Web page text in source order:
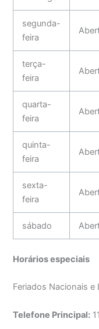
segunda-
feira
terça-
feira
quarta-
feira
quinta-
feira
sexta-
feira
sábado
Horários especiais
Feriados Nacionais e
Telefone Principal: